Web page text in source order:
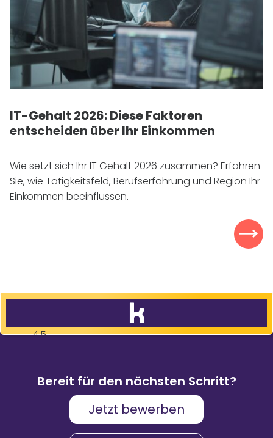
IT-Gehalt 2026: Diese Faktoren
entscheiden über Ihr Einkommen
Wie setzt sich IhrIT Gehalt 2026 zusammen? Erfahren
Sie, wie Tätigkeitsfeld, Berufserfahrung und Region Ihr
Einkommen beeinflussen.
4,5
Bewertungen
Weiterempfehlungen
Karriere & Gehalt
4,2
Bereit für den nächsten Schritt?
Jetzt bewerben